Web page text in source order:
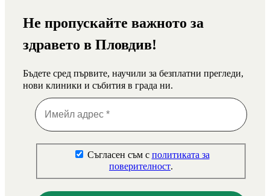
Не пропускайте важното за
здравето в Пловдив!
Бъдете сред първите, научили за безплатни прегледи,
нови клиники и събития в града ни.
Съгласен съм с политиката за
поверителност.